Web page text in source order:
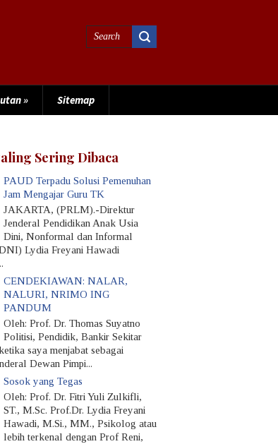
» Sitemap
Sering Dibaca
PAUD Terpadu Solusi Pemenuhan
Jam Mengajar Guru TK
JAKARTA, (PRLM).-Direktur
Jenderal Pendidikan Anak Usia
Dini, Nonformal dan Informal
Lydia Freyani Hawadi
CENDEKIAWAN: NALAR,
NALURI, NRIMO ING
PANDUM
Oleh: Prof. Dr. Thomas Suyatno
Politisi, Pendidik, Bankir Sekitar
saya menjabat sebagai
Dewan Pimpi...
Sosok yang Tegas
Oleh: Prof. Dr. Fitri Yuli Zulkifli,
ST., M.Sc. Prof.Dr. Lydia Freyani
Hawadi, M.Si., MM., Psikolog atau
lebih terkenal dengan Prof Reni,